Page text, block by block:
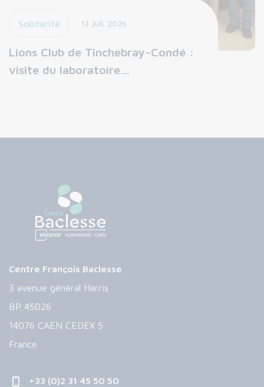
Solidarité 13 Juil. 2026
Lions Club de Tinchebray-Condé :
visite du laboratoire…
Centre François Baclesse
3 avenue général Harris
BP 45026
14076 CAEN CEDEX 5
France
+33 (0)2 31 45 50 50